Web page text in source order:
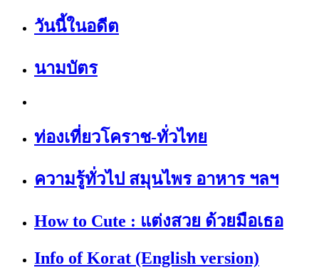
วันนี้ในอดีต
นามบัตร
ท่องเที่ยวโคราช-ทั่วไทย
ความรู้ทั่วไป สมุนไพร อาหาร ฯลฯ
How to Cute : แต่งสวย ด้วยมือเธอ
Info of Korat (English version)